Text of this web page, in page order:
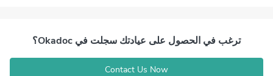
ترغب في الحصول على عيادتك سجلت في Okadoc؟
Contact Us Now